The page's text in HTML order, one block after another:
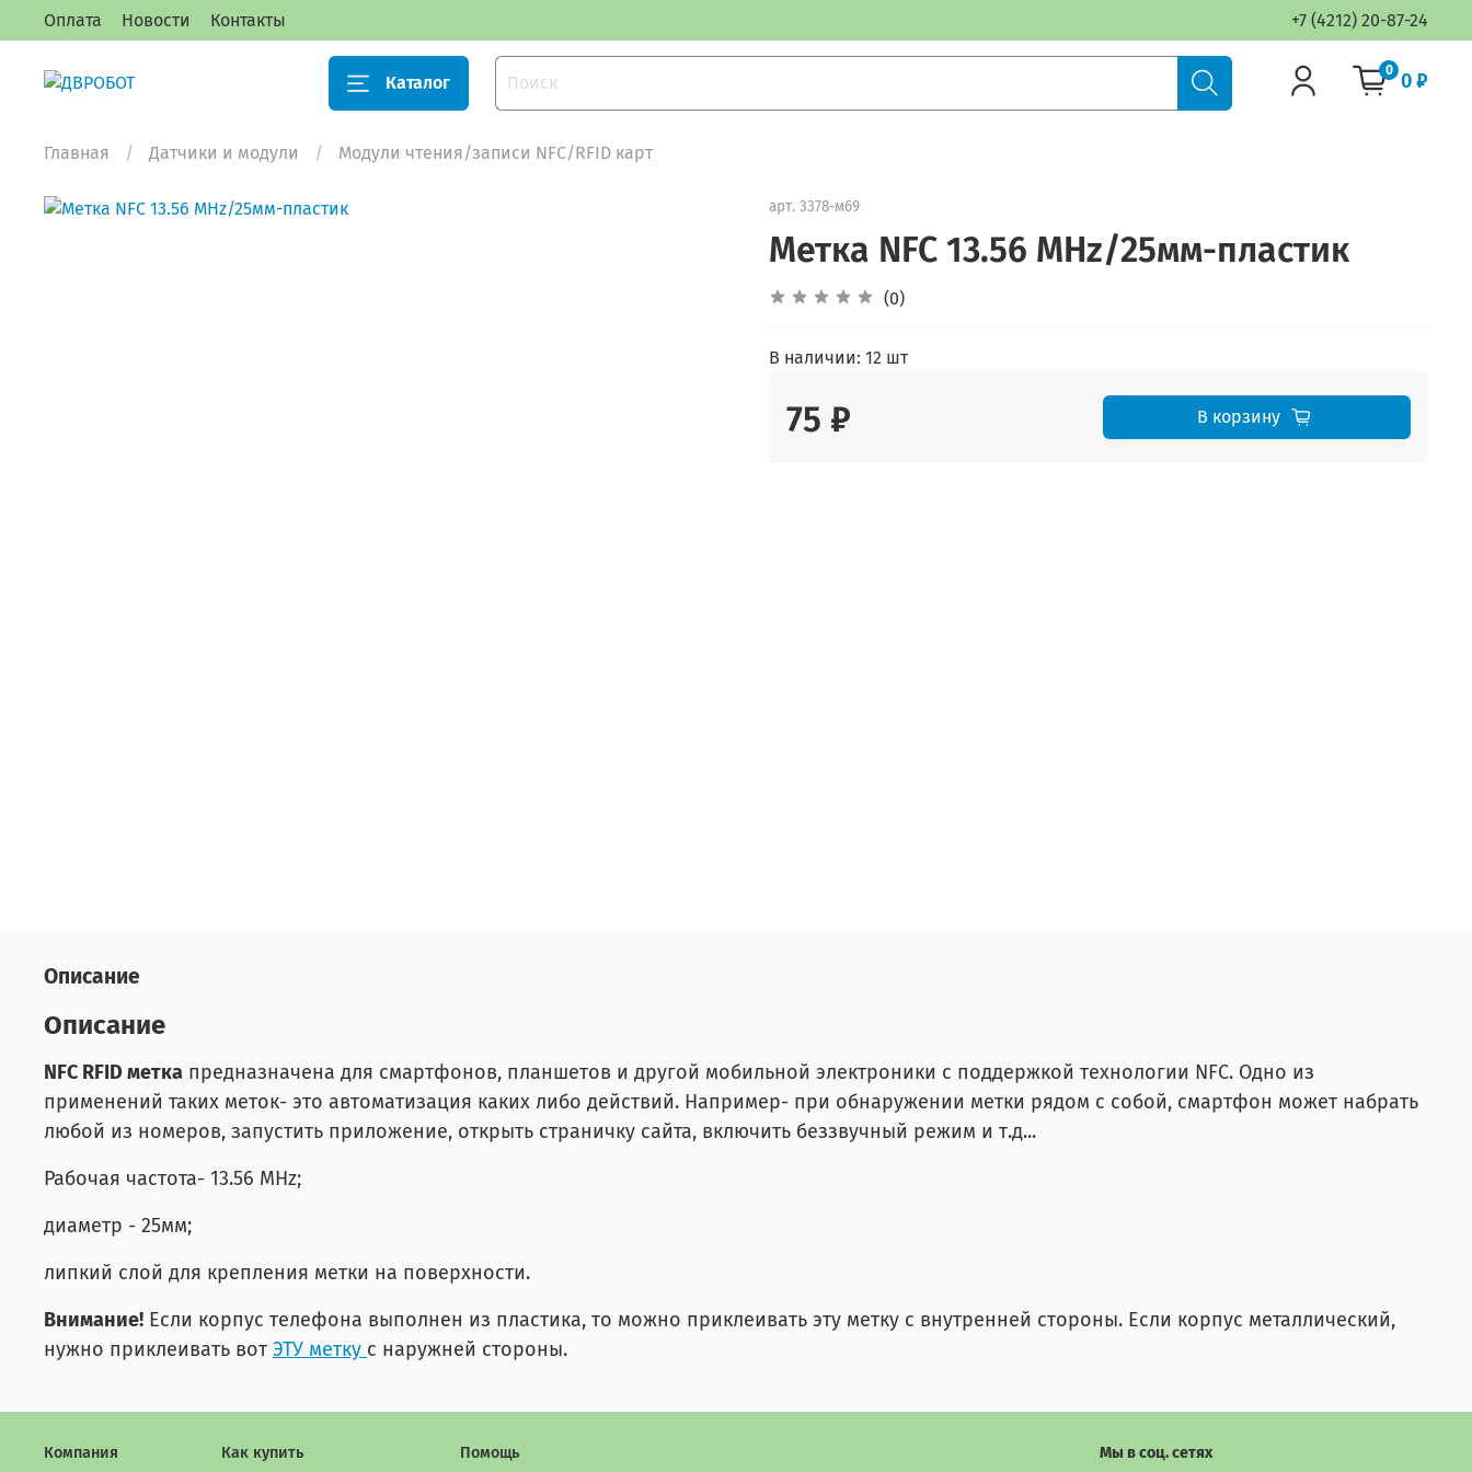
Оплата Новости Контакты +7 (4212) 20-87-24
Каталог
0 0 ₽
Главная Датчики и модули Модули чтения/записи NFC/RFID карт
арт. 3378-м69
Метка NFC 13.56 MHz/25мм-пластик
(0)
В наличии: 12 шт
75 ₽ В корзину
Описание
Описание
NFC RFID метка предназначена для смартфонов, планшетов и другой мобильной электроники с поддержкой технологии NFC. Одно из
применений таких меток- это автоматизация каких либо действий. Например- при обнаружении метки рядом с собой, смартфон может набрать
любой из номеров, запустить приложение, открыть страничку сайта, включить беззвучный режим и т.д...
Рабочая частота- 13.56 MHz;
диаметр - 25мм;
липкий слой для крепления метки на поверхности.
Внимание! Если корпус телефона выполнен из пластика, то можно приклеивать эту метку с внутренней стороны. Если корпус металлический,
нужно приклеивать вот ЭТУ метку с наружней стороны.
Компания Как купить Помощь Мы в соц. сетях